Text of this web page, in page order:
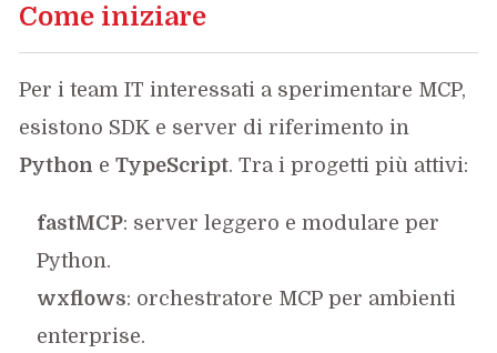
Come iniziare
Per i team IT interessati a sperimentare MCP,
esistono SDK e server di riferimento in
Python eTypeScript. Tra i progetti più attivi:
fastMCP: server leggero e modulare per
Python.
wxflows: orchestratore MCP per ambienti
enterprise.